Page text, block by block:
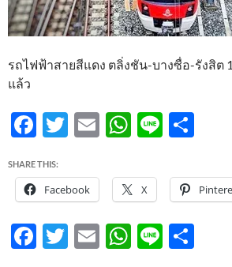
รถไฟฟ้าสายสีแดง ตลิ่งชัน-บางซื่อ-รังสิต
แล้ว
F
e
b
o
o
T
itt
er
E
ail
W
at
s
A
p
Li
e ar
e
SHARE THIS:
Facebook X
F
T
E
W Li